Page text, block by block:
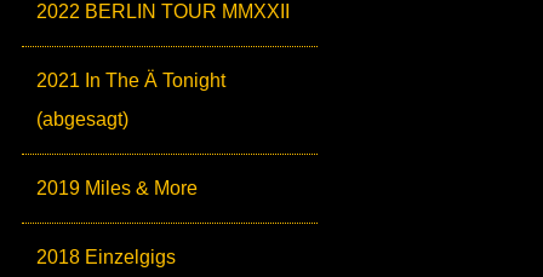
2022 BERLIN TOUR MMXXII
2021 In The Ä Tonight
(abgesagt)
2019 Miles & More
2018 Einzelgigs